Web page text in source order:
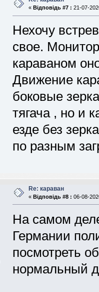
« Відповідь #7 : 21-07-
Нехочу
свое.
караваном
Движение
боковые
тягача , но и
езде без
по разным
Re: караван
« Відповідь #8 : 06-08-
На самом
Германии
посмотреть
нормальный